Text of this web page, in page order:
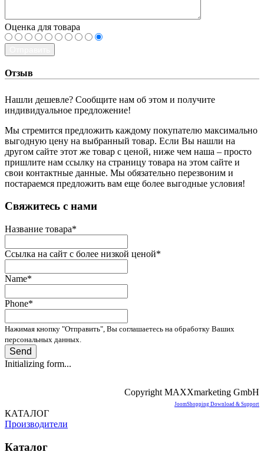
Оценка для товара
Отзыв
Нашли дешевле? Сообщите нам об этом и получите
индивидуальное предложение!
Мы стремится предложить каждому покупателю максимально
выгодную цену на выбранный товар. Если Вы нашли на
другом сайте этот же товар с ценой, ниже чем наша – просто
пришлите нам ссылку на страницу товара на этом сайте и
свои контактные данные. Мы обязательно перезвоним и
постараемся предложить вам еще более выгодные условия!
­Свяжитесь с нами
Название товара*
Ссылка на сайт с более низкой ценой*
Name*
Phone*
Нажимая кнопку "Отправить", Вы соглашаетесь на обработку Ваших
персональных данных.
Send
Initializing form...
Copyright MAXXmarketing GmbH
JoomShopping Download & Support
КАТАЛОГ
Производители
Каталог